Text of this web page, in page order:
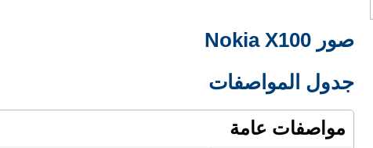
صور Nokia X100
جدول المواصفات
مواصفات عامة